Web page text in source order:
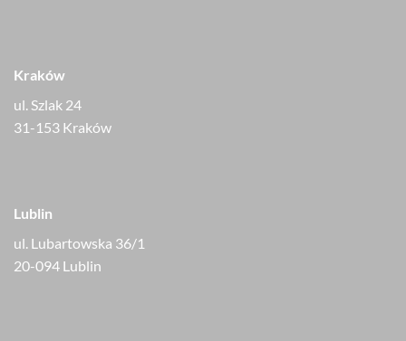
Kraków
ul. Szlak 24
31-153 Kraków
Lublin
ul. Lubartowska 36/1
20-094 Lublin